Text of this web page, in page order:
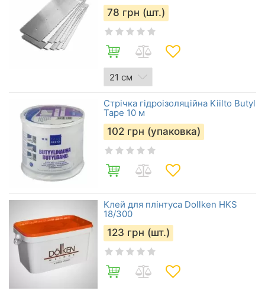
78 грн (шт.)
Стрічка гідроізоляційна Kiilto Butyl
Tape 10 м
102 грн (упаковка)
Клей для плінтуса Dollken HKS
18/300
123 грн (шт.)